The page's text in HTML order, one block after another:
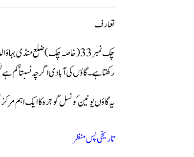
تعارف
چک نمبر 33 ( خاصہ چک)ضلع منڈی
رکھتا ہے۔ گاؤں کی آبادی اگرچہ نسبتاً کم
یہ گاؤں یونین کونسل گوجرہ کا ایک اہم
تاریخی پس منظر